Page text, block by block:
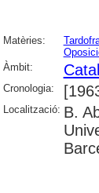
Matèries:
Àmbit:
Cronologia:
Localització: B.